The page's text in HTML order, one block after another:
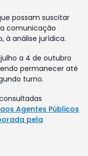
possam suscitar
comunicação
à análise jurídica.
a 4 de outubro
permanecer até
turno.
Agentes Públicos
pela